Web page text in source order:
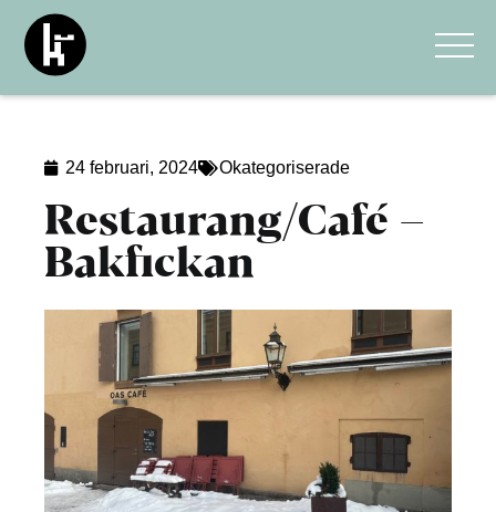
24 februari, 2024 Okategoriserade
Restaurang/Café –
Bakfickan